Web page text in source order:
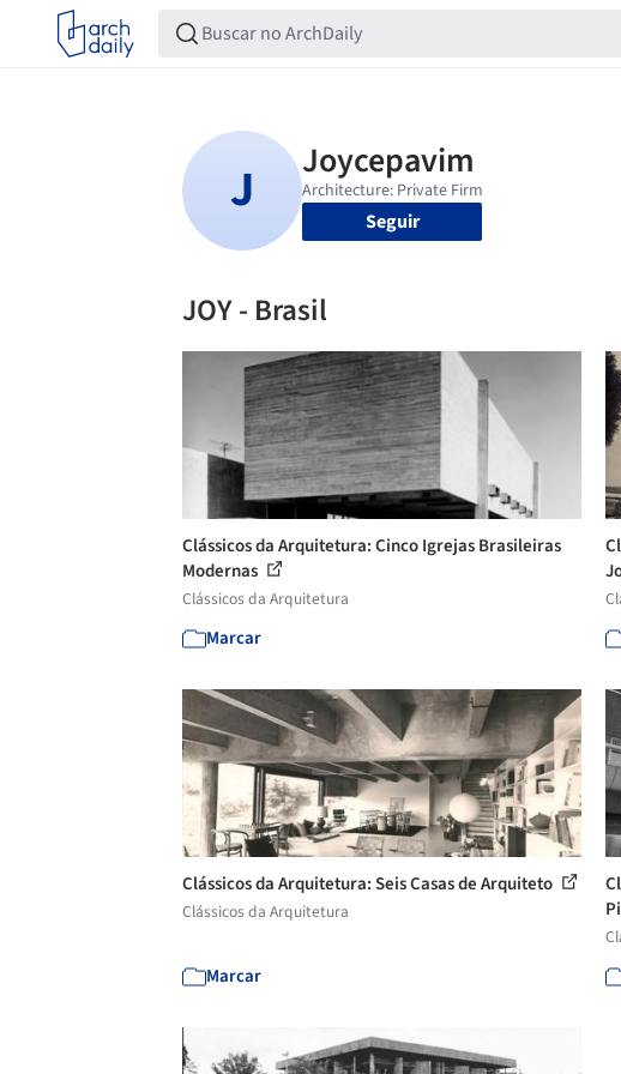
Seguir
JOY - Brasil
Clássicos da Arquitetura: Cinco Igrejas Brasileiras
Modernas
Clássicos da Arquitetura
Marcar
Clássicos da Arquitetura: Seis Casas de Arquiteto
Clássicos da Arquitetura
Marcar